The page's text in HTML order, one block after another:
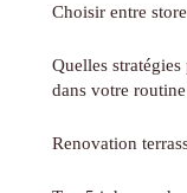
Choisir entre
Quelles
dans votre
Renovation